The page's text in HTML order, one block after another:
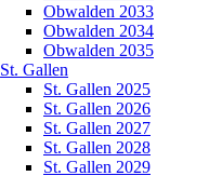
Obwalden 2033
Obwalden 2034
Obwalden 2035
St. Gallen
St. Gallen 2025
St. Gallen 2026
St. Gallen 2027
St. Gallen 2028
St. Gallen 2029